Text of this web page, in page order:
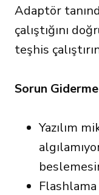
Adaptör
çalıştığını
teşhis
Sorun Giderme
Yazılım